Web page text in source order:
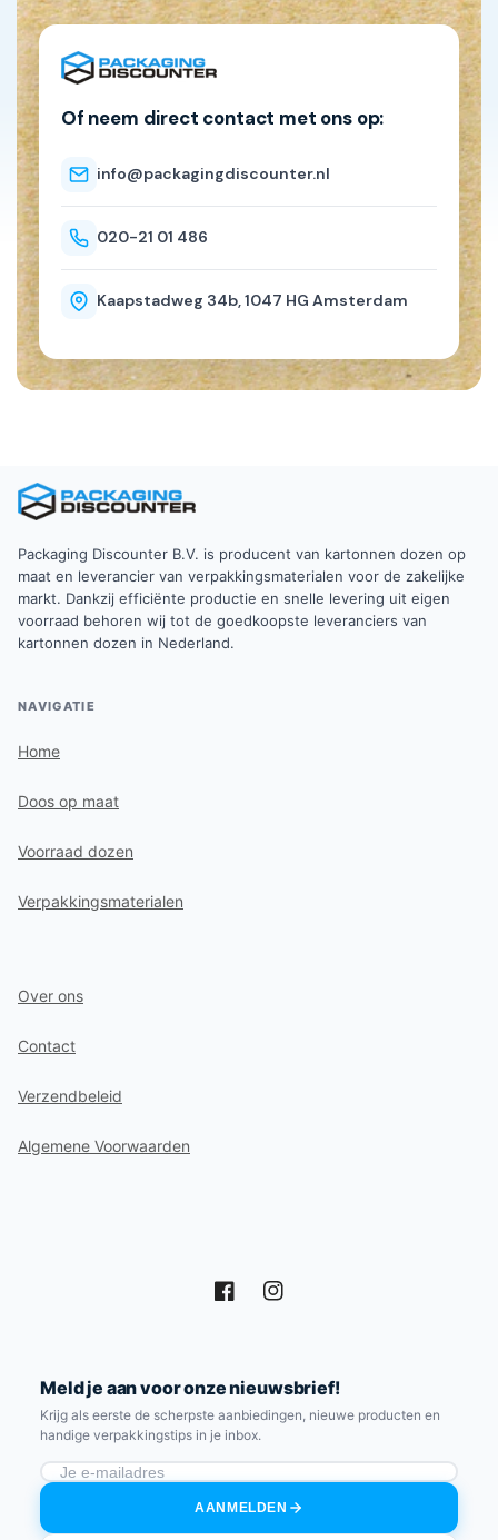
Of neem direct contact met ons op:
info@packagingdiscounter.nl
020-21 01 486
Kaapstadweg 34b, 1047 HG Amsterdam
Packaging Discounter B.V. is producent van kartonnen dozen op
maat en leverancier van verpakkingsmaterialen voor de zakelijke
markt. Dankzij efficiënte productie en snelle levering uit eigen
voorraad behoren wij tot de goedkoopste leveranciers van
kartonnen dozen in Nederland.
NAVIGATIE
Home
Doos op maat
Voorraad dozen
Verpakkingsmaterialen
Over ons
Contact
Verzendbeleid
Algemene Voorwaarden
FacebookInstagram
Meld je aan voor onze nieuwsbrief!
Krijg als eerste de scherpste aanbiedingen, nieuwe producten en
handige verpakkingstips in je inbox.
AANMELDEN